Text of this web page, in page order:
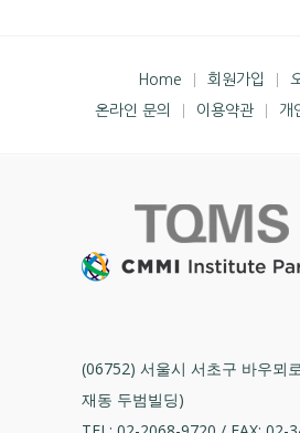
Home 회원가입
온라인 문의
이용약관 개
(06752) 서울시 서초구 바우뫼
재동 두범빌딩)